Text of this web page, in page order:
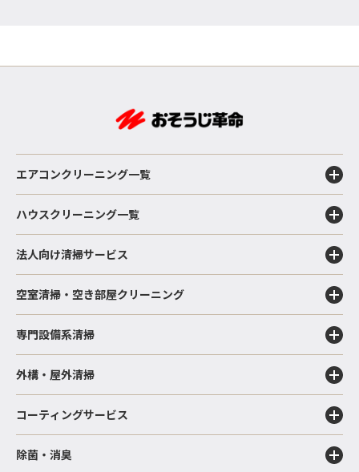
エアコンクリーニング一覧
ハウスクリーニング一覧
法人向け清掃サービス
空室清掃・空き部屋クリーニング
専門設備系清掃
外構・屋外清掃
コーティングサービス
除菌・消臭